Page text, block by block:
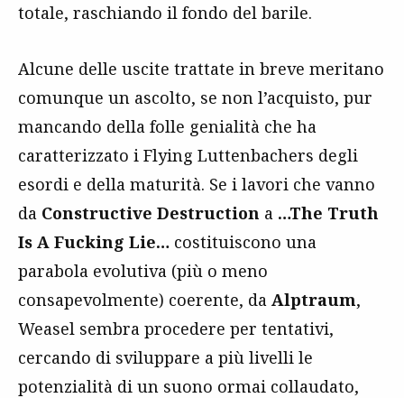
totale, raschiando il fondo del barile.
Alcune delle uscite trattate in breve meritano
comunque un ascolto, se non l’acquisto, pur
mancando della folle genialità che ha
caratterizzato i Flying Luttenbachers degli
esordi e della maturità. Se i lavori che vanno
da Constructive Destruction a …The Truth
Is A Fucking Lie… costituiscono una
parabola evolutiva (più o meno
consapevolmente) coerente, da Alptraum,
Weasel sembra procedere per tentativi,
cercando di sviluppare a più livelli le
potenzialità di un suono ormai collaudato,